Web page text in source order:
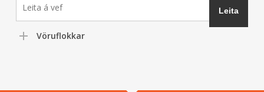
Vöruflokkar